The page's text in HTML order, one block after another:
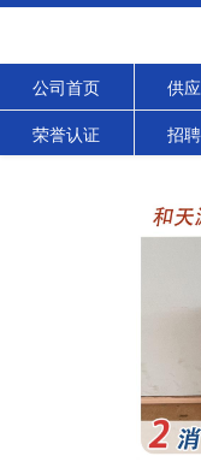
公司首页 供
荣誉认证 招